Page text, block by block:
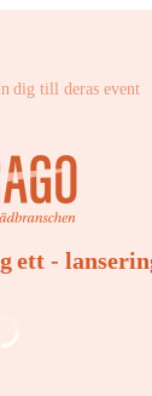
dig till deras event
ett -